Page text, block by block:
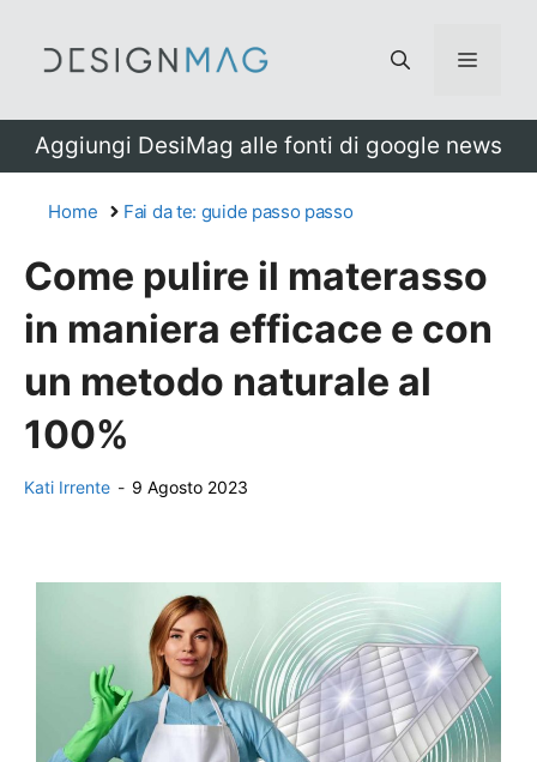
Menu
Aggiungi DesiMag alle fonti di google news
Home Fai da te: guide passo passo
Come pulire il materasso
in maniera efficace e con
un metodo naturale al
100%
Kati Irrente - 9 Agosto 2023